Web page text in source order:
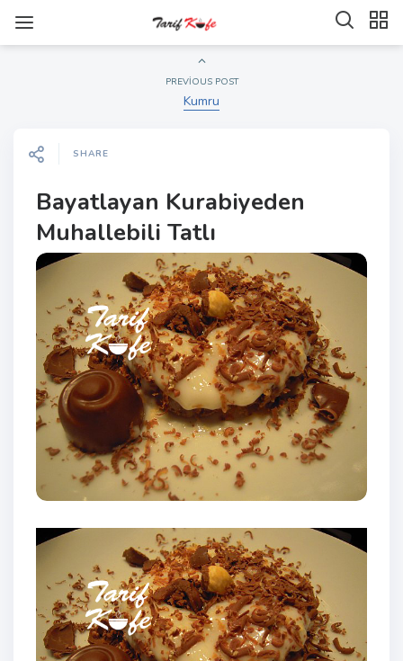
PREVIOUS POST
Kumru
SHARE
Bayatlayan Kurabiyeden
Muhallebili Tatlı